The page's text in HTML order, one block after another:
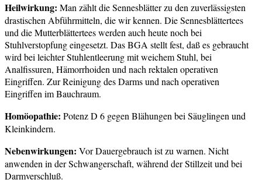
Heilwirkung: Man zählt die Sennesblätter zu den zuverlässigsten
drastischen Abführmitteln, die wir kennen. Die Sennesblättertees
und die Mutterblättertees werden auch heute noch bei
Stuhlverstopfung eingesetzt. Das BGA stellt fest, daß es gebraucht
wird bei leichter Stuhlentleerung mit weichem Stuhl, bei
Analfissuren, Hämorrhoiden und nach rektalen operativen
Eingriffen. Zur Reinigung des Darms und nach operativen
Eingriffen im Bauchraum.
Homöopathie: Potenz D 6 gegen Blähungen bei Säuglingen und
Kleinkindern.
Nebenwirkungen: Vor Dauergebrauch ist zu warnen. Nicht
anwenden in der Schwangerschaft, während der Stillzeit und bei
Darmverschluß.